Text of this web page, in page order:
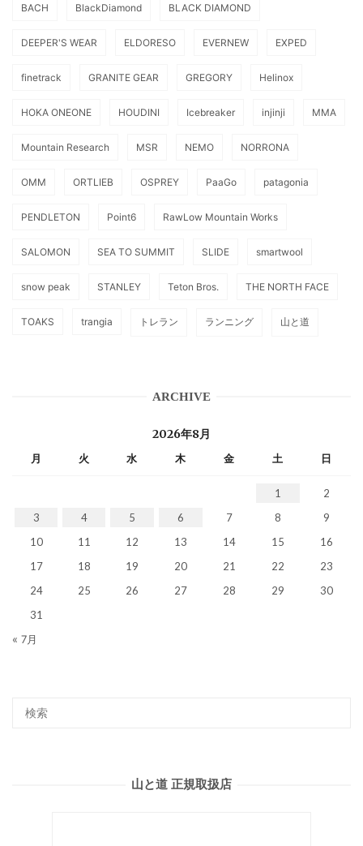
BACH BlackDiamond BLACK DIAMOND
DEEPER'S WEAR ELDORESO EVERNEW EXPED
finetrack GRANITE GEAR GREGORY Helinox
HOKA ONEONE HOUDINI Icebreaker injinji MMA
Mountain Research MSR NEMO NORRONA
OMM ORTLIEB OSPREY PaaGo patagonia
PENDLETON Point6 RawLow Mountain Works
SALOMON SEA TO SUMMIT SLIDE smartwool
snow peak STANLEY Teton Bros. THE NORTH FACE
TOAKS trangia トレラン ランニング 山と道
ARCHIVE
2026年8月
月 火 水 木 金 土 日
1
2
3
4 5 6 7 8
9
10
11 12 13 14 15
16
17
18 19 20 21 22
23
24
25 26 27 28 29
30
31
« 7月
山と道 正規取扱店